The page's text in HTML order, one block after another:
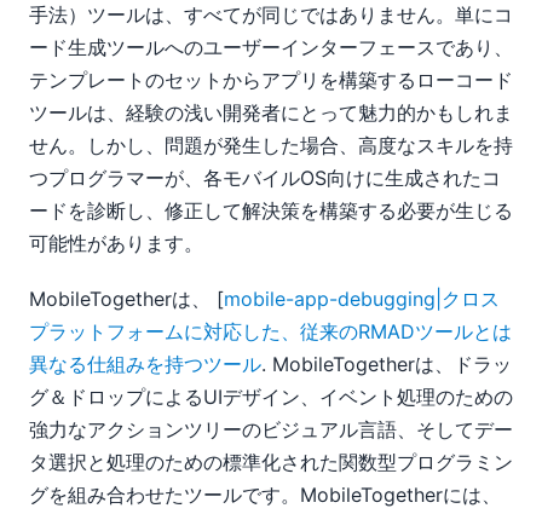
手法）ツールは、すべてが同じではありません。単にコ
ード生成ツールへのユーザーインターフェースであり、
テンプレートのセットからアプリを構築するローコード
ツールは、経験の浅い開発者にとって魅力的かもしれま
せん。しかし、問題が発生した場合、高度なスキルを持
つプログラマーが、各モバイルOS向けに生成されたコ
ードを診断し、修正して解決策を構築する必要が生じる
可能性があります。
MobileTogetherは、 [mobile-app-debugging|クロス
プラットフォームに対応した、従来のRMADツールとは
異なる仕組みを持つツール. MobileTogetherは、ドラッ
グ＆ドロップによるUIデザイン、イベント処理のための
強力なアクションツリーのビジュアル言語、そしてデー
タ選択と処理のための標準化された関数型プログラミン
グを組み合わせたツールです。MobileTogetherには、